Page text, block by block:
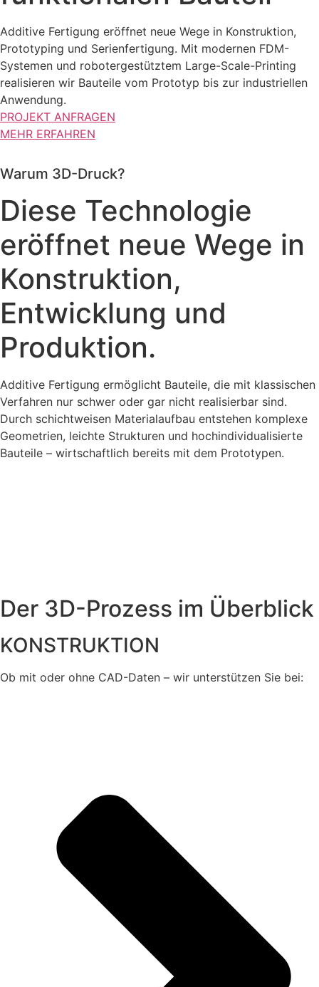
Additive Fertigung eröffnet neue Wege in Konstruktion,
Prototyping und Serienfertigung. Mit modernen FDM-
Systemen und robotergestütztem Large-Scale-Printing
realisieren wir Bauteile vom Prototyp bis zur industriellen
Anwendung.
PROJEKT ANFRAGEN
MEHR ERFAHREN
Warum 3D-Druck?
Diese Technologie
eröffnet neue Wege in
Konstruktion,
Entwicklung und
Produktion.
Additive Fertigung ermöglicht Bauteile, die mit klassischen
Verfahren nur schwer oder gar nicht realisierbar sind.
Durch schichtweisen Materialaufbau entstehen komplexe
Geometrien, leichte Strukturen und hochindividualisierte
Bauteile – wirtschaftlich bereits mit dem Prototypen.
Der 3D-Prozess im Überblick
KONSTRUKTION
Ob mit oder ohne CAD-Daten – wir unterstützen Sie bei: